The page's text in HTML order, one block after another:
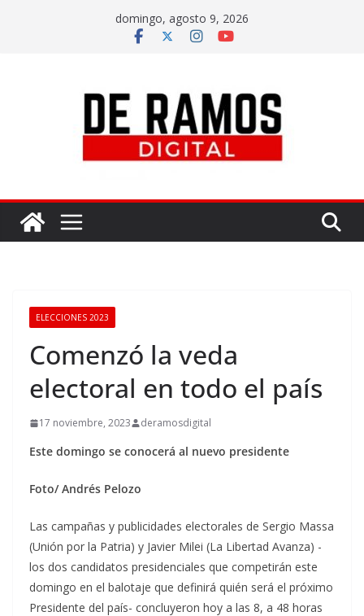
domingo, agosto 9, 2026
ELECCIONES 2023
Comenzó la veda
electoral en todo el país
17 noviembre, 2023 deramosdigital
Este domingo se conocerá al nuevo presidente
Foto/ Andrés Pelozo
Las campañas y publicidades electorales de Sergio Massa
(Unión por la Patria) y Javier Milei (La Libertad Avanza) -
los dos candidatos presidenciales que competirán este
domingo en el balotaje que definirá quién será el próximo
Presidente del país- concluyeron hoy a las 8, a 48 horas